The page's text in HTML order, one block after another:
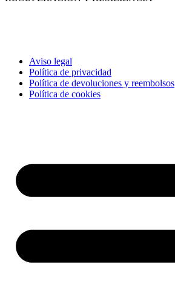
Aviso legal
Política de privacidad
Política de devoluciones y reembolsos
Política de cookies